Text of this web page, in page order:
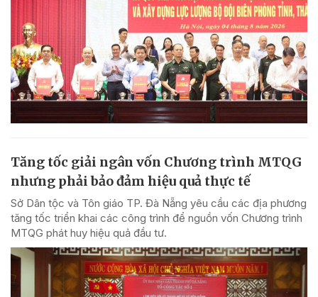
Tăng tốc giải ngân vốn Chương trình MTQG
nhưng phải bảo đảm hiệu quả thực tế
Sở Dân tộc và Tôn giáo TP. Đà Nẵng yêu cầu các địa phương
tăng tốc triển khai các công trình để nguồn vốn Chương trình
MTQG phát huy hiệu quả đầu tư.